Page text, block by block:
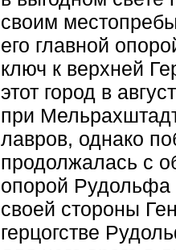
своим
его главной
ключ к верхней
этот город в
при
лавров, однако
продолжалась с
опорой Рудольфа
своей стороны
герцогстве